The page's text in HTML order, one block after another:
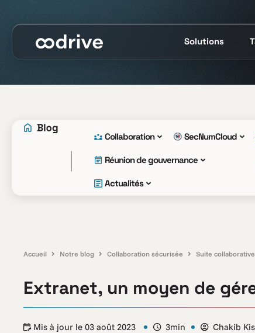
Solutions
Collaboration SecNumCloud
Réunion de gouvernance
Actualités
Accueil Notre blog Collaboration sécurisée Suite collaborative
Extranet, un moyen de
Mis à jour le 03 août 2023 3min Chakib